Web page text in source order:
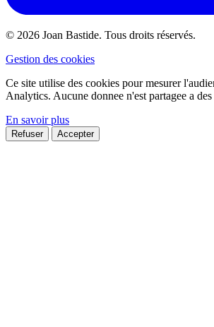
© 2026 Joan Bastide. Tous droits réservés.
Gestion des cookies
Ce site utilise des cookies pour mesurer
Analytics. Aucune donnee n'est partagee a
En savoir plus
Refuser Accepter